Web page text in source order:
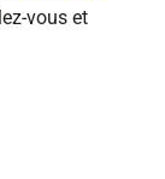
vous et